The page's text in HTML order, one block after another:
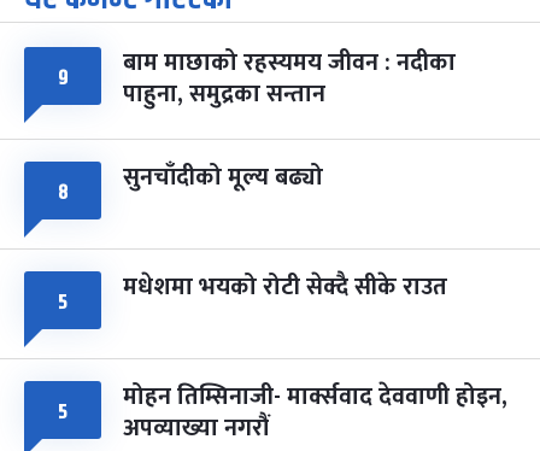
आइत चैत्र ७, २०८३-Mar 21, 2027
८ फागुपूर्णिमा
चैत्र ८, २०८३-Mar 22, 2027
७ महिना बाँकी
९ बाम माछाको रहस्यमय जीवन : नदीका
पाहुना, समुद्रका सन्तान
८ सुनचाँदीको मूल्य बढ्यो
५ मधेशमा भयको रोटी सेक्दै सीके राउत
५ मोहन तिम्सिनाजी- मार्क्सवाद देववाणी होइन,
अपव्याख्या नगरौं